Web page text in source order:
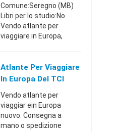
Comune:Seregno (MB)
Libri per lo studio:No
Vendo atlante per
viaggiare in Europa,
modernariatoLombardia
33132042422 €
Atlante Per Viaggiare
In Europa Del TCI
Vendo atlante per
viaggiar ein Europa
nuovo. Consegna a
mano o spedizione